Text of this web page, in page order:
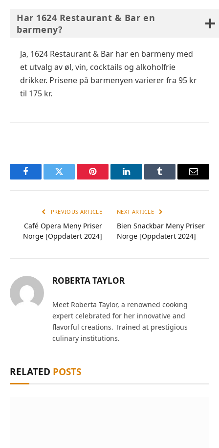
Har 1624 Restaurant & Bar en
barmeny?
Ja, 1624 Restaurant & Bar har en barmeny med
et utvalg av øl, vin, cocktails og alkoholfrie
drikker. Prisene på barmenyen varierer fra 95 kr
til 175 kr.
FacebookTwitter Pinterest LinkedInTumblr Email
PREVIOUS ARTICLE
Café Opera Meny Priser
Norge [Oppdatert 2024]
NEXT ARTICLE
Bien Snackbar Meny Priser
Norge [Oppdatert 2024]
ROBERTA TAYLOR
Meet Roberta Taylor, a renowned cooking
expert celebrated for her innovative and
flavorful creations. Trained at prestigious
culinary institutions.
RELATED POSTS